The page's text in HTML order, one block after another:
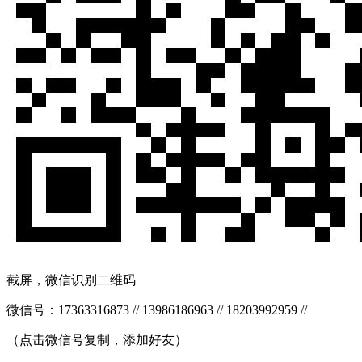
截屏，微信识别二维码
微信号： 17363316873 // 13986186963 // 18203992959 //
（点击微信号复制，添加好友）